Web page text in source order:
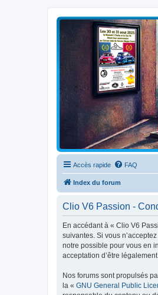
Clio V6 Passion
Le site français des passionnés
Accès rapide FAQ
Index du forum
Clio V6 Passion -
En accédant à « Clio V6
suivantes. Si vous
notre possible pour vous en
acceptation d’être
Nos forums sont propulsés
la « GNU General Public